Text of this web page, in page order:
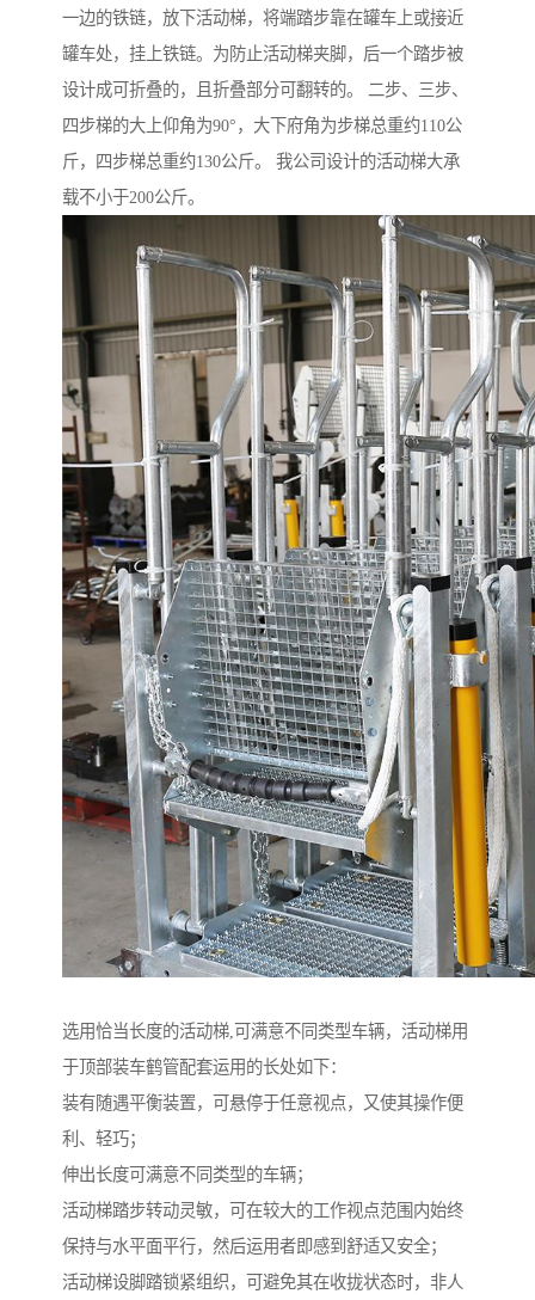
一边的铁链，放下活动梯，将端踏步靠在罐车上或接近
罐车处，挂上铁链。为防止活动梯夹脚，后一个踏步被
设计成可折叠的，且折叠部分可翻转的。 二步、三步、
四步梯的大上仰角为90°，大下府角为步梯总重约110公
斤，四步梯总重约130公斤。 我公司设计的活动梯大承
载不小于200公斤。
选用恰当长度的活动梯,可满意不同类型车辆，活动梯用
于顶部装车鹤管配套运用的长处如下：
装有随遇平衡装置，可悬停于任意视点，又使其操作便
利、轻巧；
伸出长度可满意不同类型的车辆；
活动梯踏步转动灵敏，可在较大的工作视点范围内始终
保持与水平面平行，然后运用者即感到舒适又安全；
活动梯设脚踏锁紧组织，可避免其在收拢状态时，非人